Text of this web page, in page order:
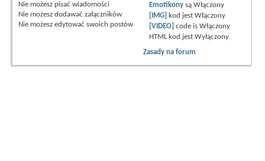
Nie możesz pisać wiadomości
Nie możesz dodawać załączników
Nie możesz edytować swoich postów
Emotikony sąWłączony
[IMG]
kod jestWłączony
[VIDEO] code isWłączony
HTML kod jestWyłączony
Zasady na forum